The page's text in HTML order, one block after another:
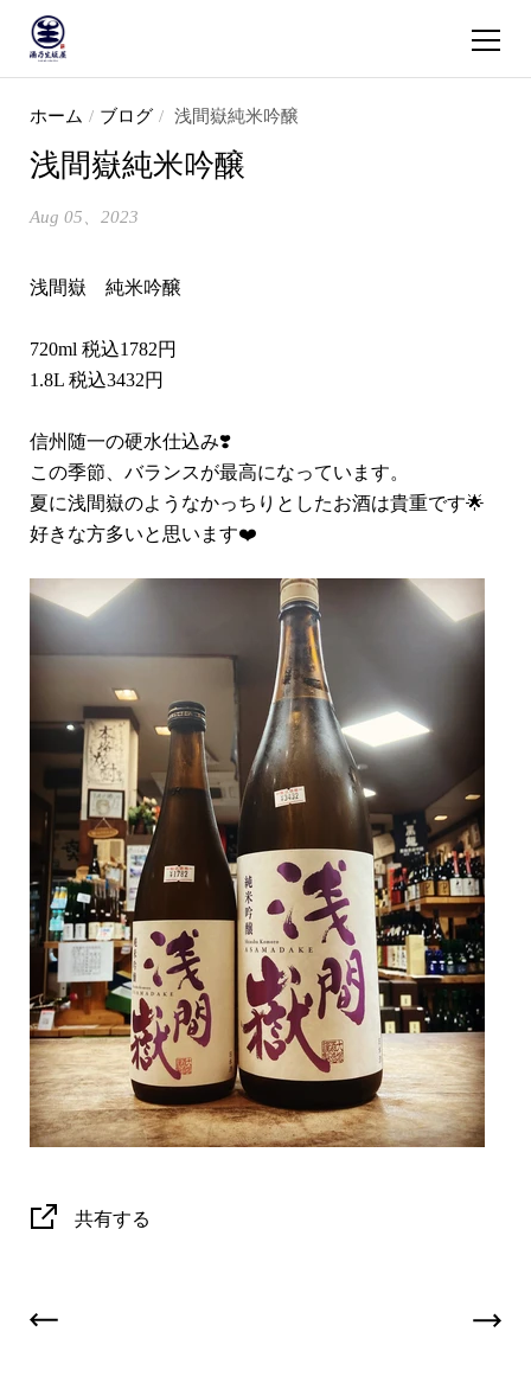
ショッピ
ホーム / ブログ / 浅間嶽純米吟醸
浅間嶽純米吟醸
Aug 05、2023
浅間嶽 純米吟醸
720ml 税込1782円
1.8L 税込3432円
信州随一の硬水仕込み❣️
この季節、バランスが最高になっています。
夏に浅間嶽のようなかっちりとしたお酒は貴重です🌟
好きな方多いと思います❤️
共有する